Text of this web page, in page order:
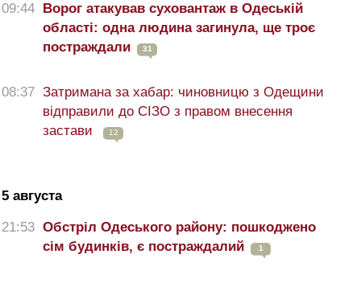
09:44
Ворог атакував суховантаж в Одеській
області: одна людина загинула, ще троє
постраждали
31
08:37 Затримана за хабар: чиновницю з Одещини
відправили до СІЗО з правом внесення
застави
12
5 августа
21:53 Обстріл Одеського району: пошкоджено
сім будинків, є постраждалий
1